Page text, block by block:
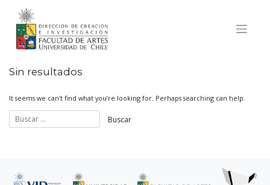
content
Sin resultados
It seems we can’t find what you’re looking for. Perhaps searching can help.